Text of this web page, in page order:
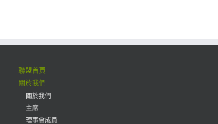
聯盟首頁
關於我們
關於我們
主席
理事會成員